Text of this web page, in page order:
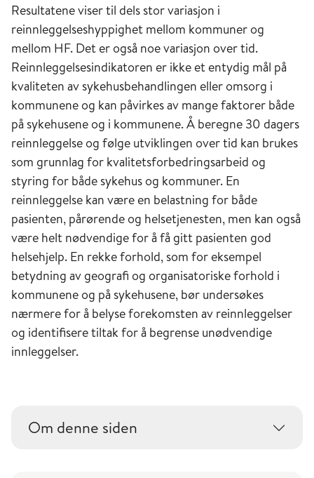
Resultatene viser til dels stor variasjon i
reinnleggelseshyppighet mellom kommuner og
mellom HF. Det er også noe variasjon over tid.
Reinnleggelsesindikatoren er ikke et entydig mål på
kvaliteten av sykehusbehandlingen eller omsorg i
kommunene og kan påvirkes av mange faktorer både
på sykehusene og i kommunene. Å beregne 30 dagers
reinnleggelse og følge utviklingen over tid kan brukes
som grunnlag for kvalitetsforbedringsarbeid og
styring for både sykehus og kommuner. En
reinnleggelse kan være en belastning for både
pasienten, pårørende og helsetjenesten, men kan også
være helt nødvendige for å få gitt pasienten god
helsehjelp. En rekke forhold, som for eksempel
betydning av geografi og organisatoriske forhold i
kommunene og på sykehusene, bør undersøkes
nærmere for å belyse forekomsten av reinnleggelser
og identifisere tiltak for å begrense unødvendige
innleggelser.
Om denne siden